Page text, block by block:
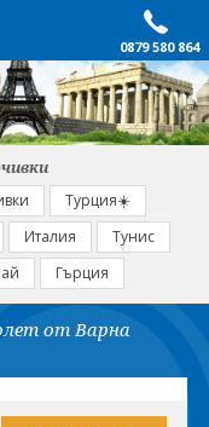
0879 580 864
за запитване
Турция☀️
Италия
Тунис
Гърция
от Варна